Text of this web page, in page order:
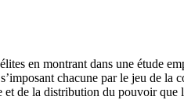
en montrant dans une étude
chacune par le jeu de
de la distribution du pouvoir